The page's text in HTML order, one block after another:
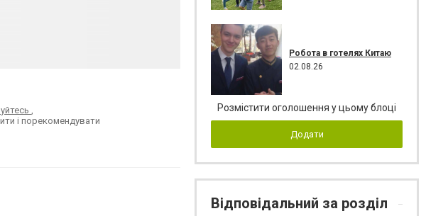
,
і порекомендувати
Робота в готелях Китаю
02.08.26
Розмістити оголошення у цьому блоці
Додати
Відповідальний за розділ